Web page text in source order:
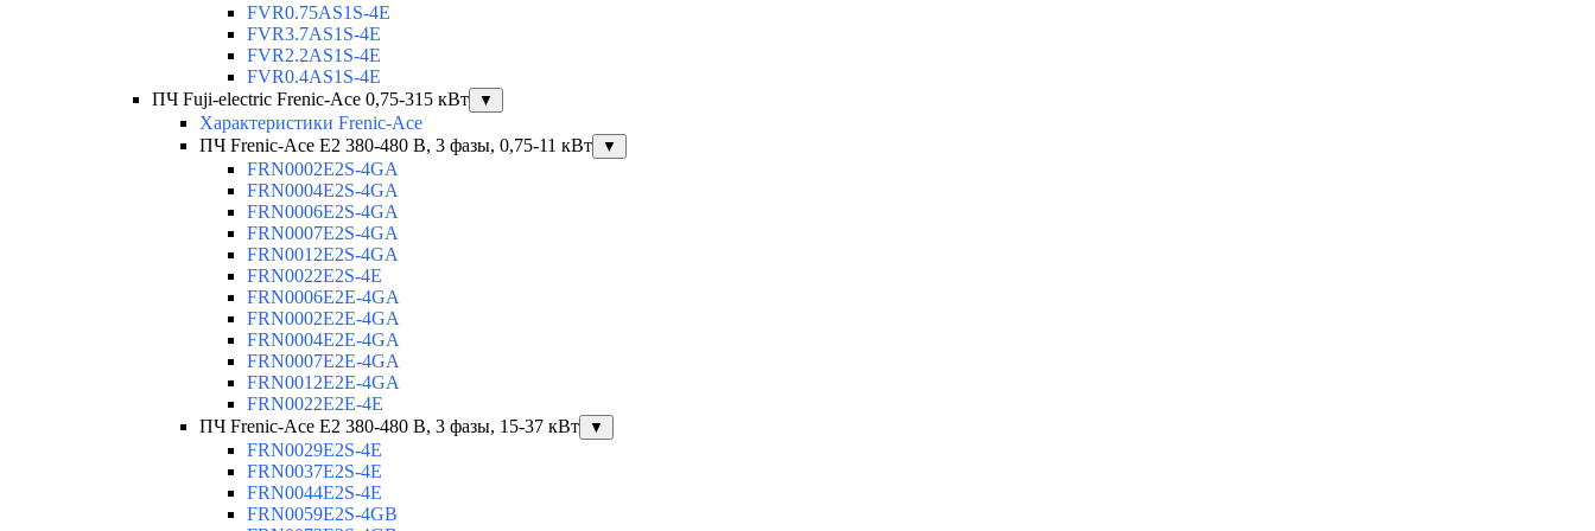
FVR0.75AS1S-4E
FVR3.7AS1S-4E
FVR2.2AS1S-4E
FVR0.4AS1S-4E
ПЧ Fuji-electric Frenic-Ace 0,75-315 кВт
▼
Характеристики Frenic-Ace
ПЧ Frenic-Ace E2 380-480 В, 3 фазы, 0,75-11 кВт
▼
FRN0002E2S-4GA
FRN0004E2S-4GA
FRN0006E2S-4GA
FRN0007E2S-4GA
FRN0012E2S-4GA
FRN0022E2S-4E
FRN0006E2E-4GA
FRN0002E2E-4GA
FRN0004E2E-4GA
FRN0007E2E-4GA
FRN0012E2E-4GA
FRN0022E2E-4E
ПЧ Frenic-Ace E2 380-480 В, 3 фазы, 15-37 кВт
▼
FRN0029E2S-4E
FRN0037E2S-4E
FRN0044E2S-4E
FRN0059E2S-4GB